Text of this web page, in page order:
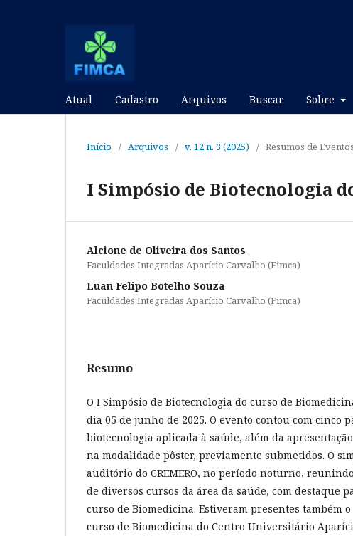
Atual Cadastro Arquivos Buscar Sobre
Início / Arquivos / v. 12 n. 3 (2025) / Resumos de
I Simpósio de Biotecnologia
Alcione de Oliveira dos Santos
Faculdades Integradas Aparício Carvalho (Fimca)
Luan Felipo Botelho Souza
Faculdades Integradas Aparício Carvalho (Fimca)
Resumo
O I Simpósio de Biotecnologia do curso de
dia 05 de junho de 2025. O evento contou com cinco
biotecnologia aplicada à saúde, além da
na modalidade pôster, previamente submetidos. O
auditório do CREMERO, no período noturno,
de diversos cursos da área da saúde, com destaque
curso de Biomedicina. Estiveram presentes também
curso de Biomedicina do Centro Universitário